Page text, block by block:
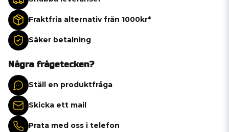
Fraktfria alternativ från 1000kr*
Säker betalning
Några frågetecken?
Ställ en produktfråga
Skicka ett mail
Prata med oss i telefon